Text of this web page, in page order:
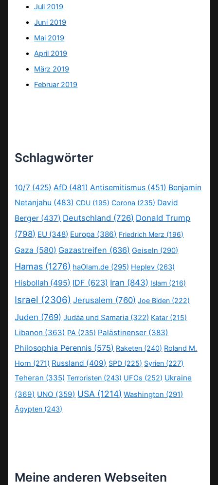
Juli 2019
Juni 2019
Mai 2019
April 2019
März 2019
Februar 2019
Schlagwörter
10/7 (425) AfD (481) Antisemitismus (451) Benjamin
Netanjahu (483) CDU (195) Corona (235) David
Berger (437) Deutschland (726) Donald Trump
(798) EU (348) Europa (386) Friedrich Merz (196)
Gaza (580) Gazastreifen (636) Geiseln (290)
Hamas (1276) haOlam.de (295) Heplev (263)
Hisbollah (495) IDF (623) Iran (843) Islam (216)
Israel (2306) Jerusalem (760) Joe Biden (222)
Juden (769) Judäa und Samaria (322) Katar (215)
Libanon (363) PA (235) Palästinenser (383)
Philosophia Perennis (575) Raketen (240) Roland M.
Horn (271) Russland (409) SPD (225) Syrien (227)
Teheran (335) Terroristen (243) UFOs (252) Ukraine
(369) UNO (359) USA (1214) Washington (291)
Ägypten (243)
Meine anderen Webseiten